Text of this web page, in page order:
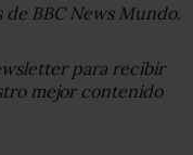
BBC News Mundo.
para recibir
mejor contenido